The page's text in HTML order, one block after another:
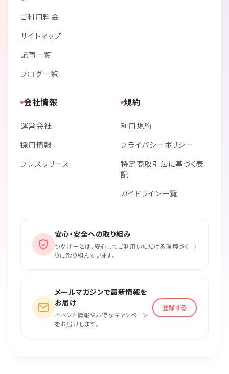
ご利用料金
サイトマップ
記事一覧
ブログ一覧
会社情報
運営会社
採用情報
プレスリリース
規約
利用規約
プライバシーポリシー
特定商取引法に基づく表
記
ガイドライン一覧
安心・安全への取り組み
つなげーとは、安心してご利用いただける環境づく
りに取り組んでいます。
›
メールマガジンで最新情報を
お届け
イベント情報やお得なキャンペーン
をお届けします。
登録する